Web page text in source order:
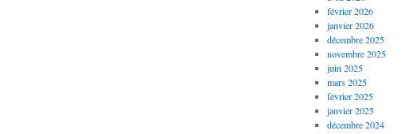
février 2026
janvier 2026
décembre 2025
novembre 2025
juin 2025
mars 2025
février 2025
janvier 2025
décembre 2024